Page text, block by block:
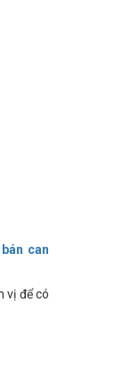
bán can
vị để có